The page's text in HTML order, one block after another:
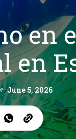
en
June 5, 2026